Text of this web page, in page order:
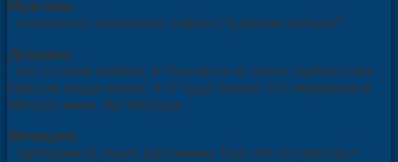
Мужчина:
- похвально, похвально, значит, Пушкина любите?
Девушка:
- нет, я стихи люблю. А Пушкин я не очень люблю, там
бедные люди живут. Я от туда только что переехала в
Москву жить. Вот Москва…
Женщина:
- притормози, юное дарование. Ещё что-то умеешь?